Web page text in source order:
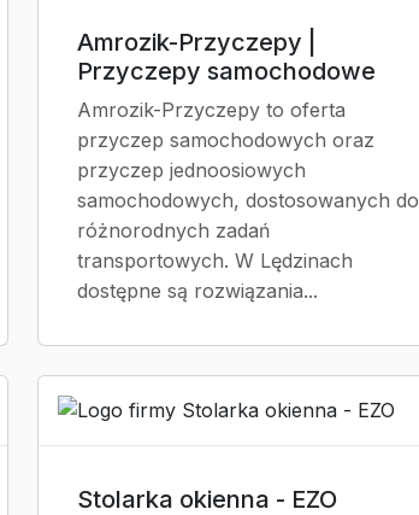
Amrozik-Przyczepy |
Przyczepy samochodowe
Amrozik-Przyczepy to oferta
przyczep samochodowych oraz
przyczep jednoosiowych
samochodowych, dostosowanych do
różnorodnych zadań
transportowych. W Lędzinach
dostępne są rozwiązania...
Stolarka okienna - EZO